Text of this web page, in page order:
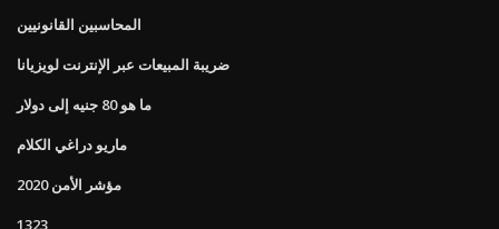
المحاسبين القانونيين
ضريبة المبيعات عبر الإنترنت لويزيانا
ما هو 80 جنيه إلى دولار
ماريو دراغي الكلام
مؤشر الأمن 2020
1323